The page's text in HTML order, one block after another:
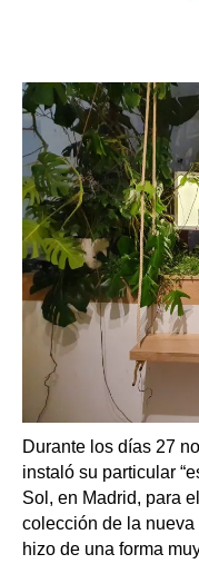
Durante los días 27
instaló su particular
Sol, en Madrid, para
colección de la
hizo de una forma